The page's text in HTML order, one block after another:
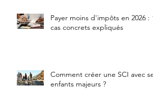
Payer moins d'impôts en 2026 : 10
cas concrets expliqués
Comment créer une SCI avec ses
enfants majeurs ?